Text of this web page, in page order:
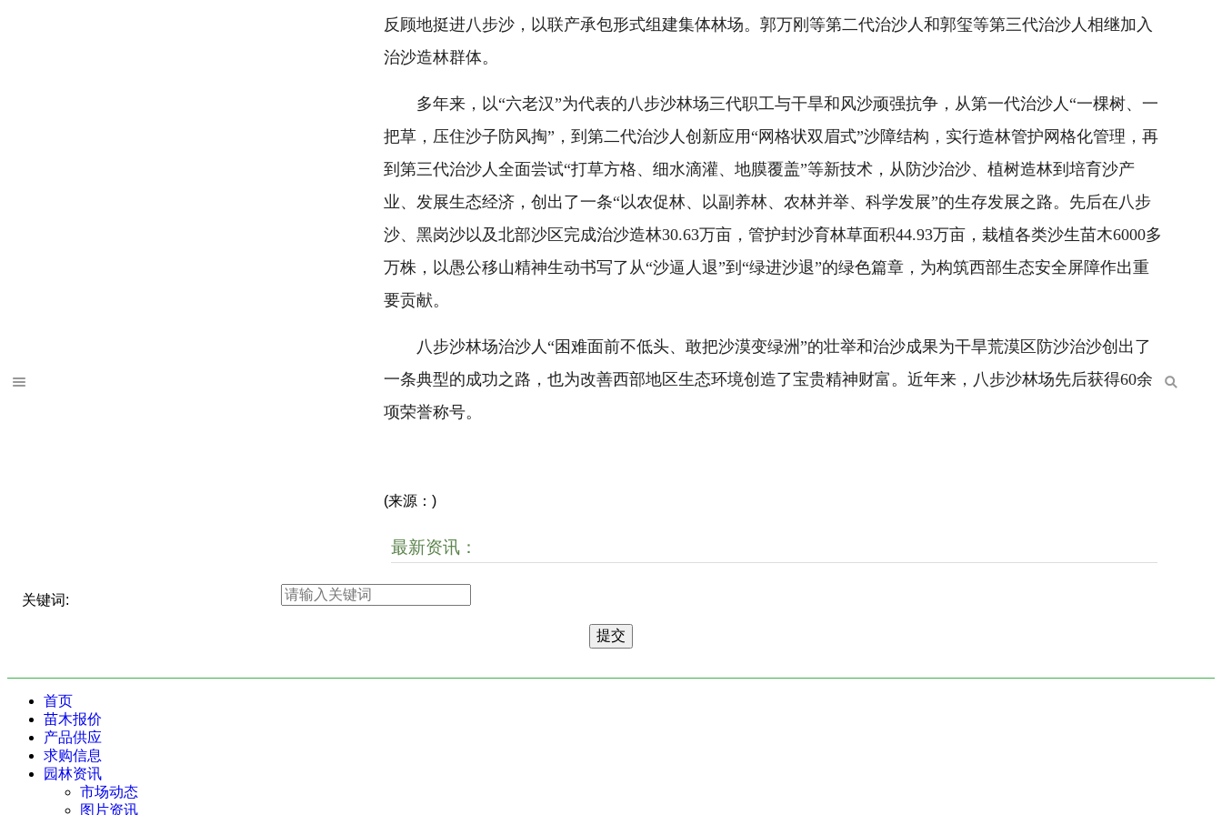
反顾地挺进八步沙，以联产承包形式组建集体林场。郭万刚等第二代治沙人和郭玺等第三代治沙人相继加入
治沙造林群体。
多年来，以“六老汉”为代表的八步沙林场三代职工与干旱和风沙顽强抗争，从第一代治沙人“一棵树、一
把草，压住沙子防风掏”，到第二代治沙人创新应用“网格状双眉式”沙障结构，实行造林管护网格化管理，再
到第三代治沙人全面尝试“打草方格、细水滴灌、地膜覆盖”等新技术，从防沙治沙、植树造林到培育沙产
业、发展生态经济，创出了一条“以农促林、以副养林、农林并举、科学发展”的生存发展之路。先后在八步
沙、黑岗沙以及北部沙区完成治沙造林30.63万亩，管护封沙育林草面积44.93万亩，栽植各类沙生苗木6000多
万株，以愚公移山精神生动书写了从“沙逼人退”到“绿进沙退”的绿色篇章，为构筑西部生态安全屏障作出重
要贡献。
八步沙林场治沙人“困难面前不低头、敢把沙漠变绿洲”的壮举和治沙成果为干旱荒漠区防沙治沙创出了
一条典型的成功之路，也为改善西部地区生态环境创造了宝贵精神财富。近年来，八步沙林场先后获得60余
项荣誉称号。
(来源：)
最新资讯：
关键词:
首页
苗木报价
产品供应
求购信息
园林资讯
市场动态
图片资讯